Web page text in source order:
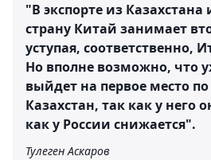
"В экспорте из
страну Китай занимает
уступая, соответственно,
Но вполне возможно, что
выйдет на первое место
Казахстан, так как у него
как у России снижается".
Тулеген Аскаров